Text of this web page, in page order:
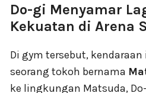
Do-gi Menyamar
Kekuatan di Arena
Di gym tersebut,
seorang tokoh bernama
ke lingkungan Matsuda,